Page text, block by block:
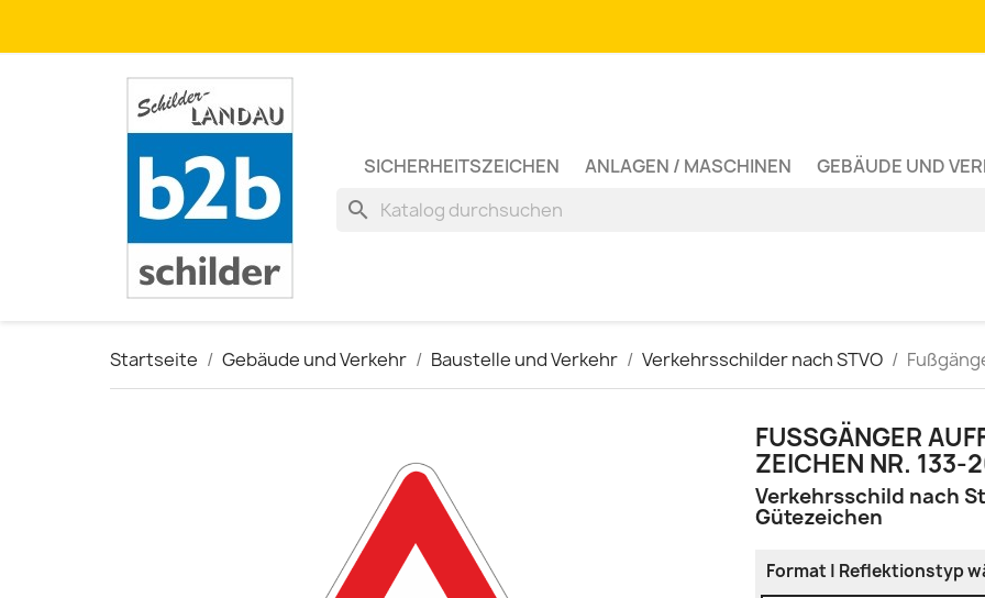
SICHERHEITSZEICHEN ANLAGEN / MASCHINEN GEBÄUDE UND
search
Startseite Gebäude und Verkehr Baustelle und Verkehr Verkehrsschilder nach STVO
FUSSGÄNGER
EICHEN NR. 133-20
Verkehrsschild nach
Gütezeichen
Format | Reflektionstyp